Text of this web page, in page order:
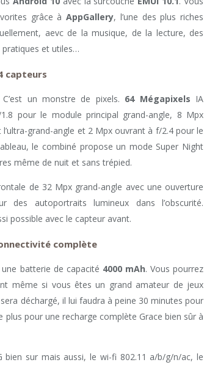
grâce àAppGallery, l’une des plus riches
aevc de la musique, de la lecture, des
et utiles…
capteurs
un monstre de pixels. 64 Mégapixels IA
pour le module principal grand-angle, 8 Mpx
grand-angle et 2 Mpx ouvrant à f/2.4 pour le
le combiné propose un mode Super Night
même de nuit et sans trépied.
de 32 Mpx grand-angle avec une ouverture
autoportraits lumineux dans l’obscurité.
possible avec le capteur avant.
complète
batterie de capacité 4000 mAh. Vous pourrez
même si vous êtes un grand amateur de jeux
déchargé, il lui faudra à peine 30 minutes pour
pour une recharge complète Grace bien sûr à
sur mais aussi, le wi-fi 802.11 a/b/g/n/ac, le